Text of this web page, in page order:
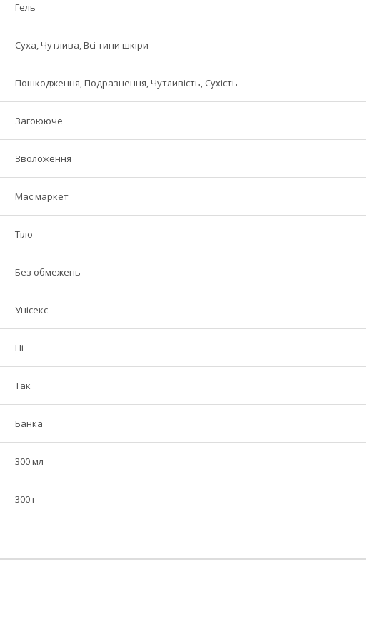
Гель
Суха, Чутлива, Всі типи шкіри
Пошкодження, Подразнення, Чутливість, Сухість
Загоююче
Зволоження
Мас маркет
Тіло
Без обмежень
Унісекс
Ні
Так
Банка
300 мл
300 г